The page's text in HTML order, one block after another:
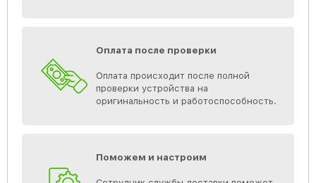
Оплата после проверки
Оплата происходит после полной
проверки устройства на
оригинальность и работоспособность.
Поможем и настроим